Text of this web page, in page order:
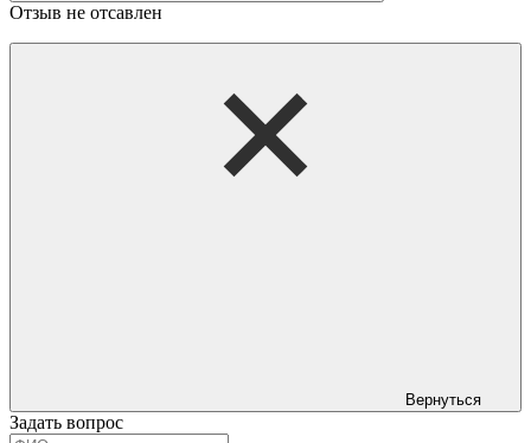
Отзыв не отсавлен
Вернуться
Задать вопрос